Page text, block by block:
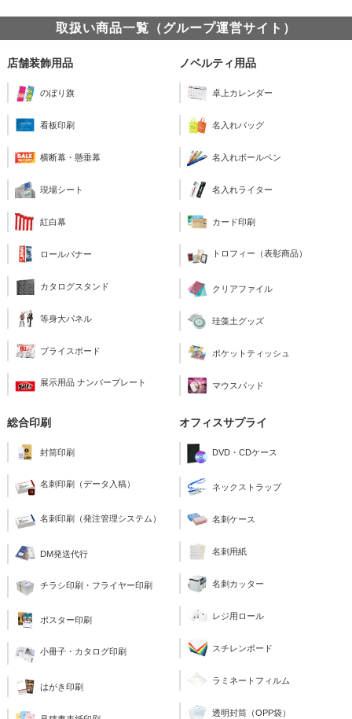
取扱い商品一覧（グループ運営サイト）
店舗装飾用品
のぼり旗
看板印刷
横断幕・懸垂幕
現場シート
紅白幕
ロールバナー
カタログスタンド
等身大パネル
プライスボード
展示用品 ナンバープレート
ノベルティ用品
卓上カレンダー
名入れバッグ
名入れボールペン
名入れライター
カード印刷
トロフィー（表彰商品）
クリアファイル
珪藻土グッズ
ポケットティッシュ
マウスパッド
総合印刷
封筒印刷
名刺印刷（データ入稿）
名刺印刷（発注管理システム）
DM発送代行
チラシ印刷・フライヤー印刷
ポスター印刷
小冊子・カタログ印刷
はがき印刷
オフィスサプライ
DVD・CDケース
ネックストラップ
名刺ケース
名刺用紙
名刺カッター
レジ用ロール
スチレンボード
ラミネートフィルム
透明封筒（OPP袋）